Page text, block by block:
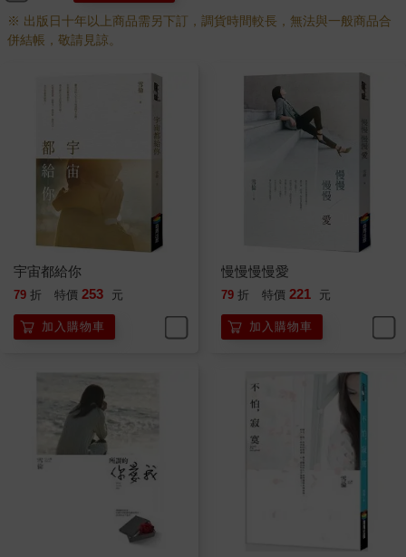
※ 出版日十年以上商品需另下訂，調貨時間較長，無法與一般商品合
併結帳，敬請見諒。
宇宙都給你
79 折 特價 253 元
加入購物車
慢慢慢慢愛
79 折 特價 221 元
加入購物車